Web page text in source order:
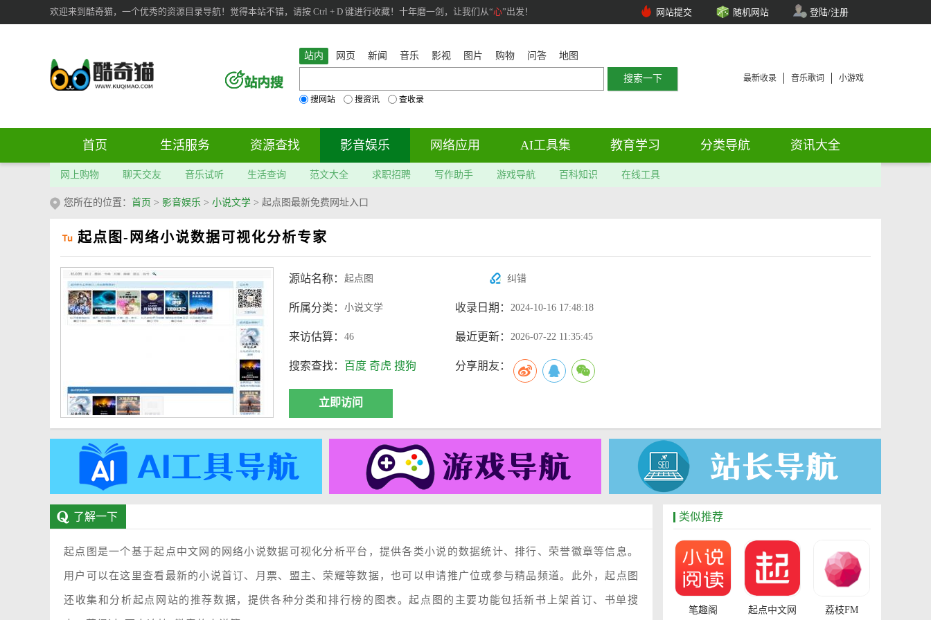
欢迎来到酷奇猫，一个优秀的资源目录导航！觉得本站不错，请按 Ctrl + D 键进行收藏！十年磨一剑，让我们从“心”出发！ 网站提交 随机网站 登陆/注册
站内 网页 新闻 音乐 影视 图片 购物 问答 地图
搜网站 搜资讯 查收录
最新收录 音乐歌词 小游戏
首页 生活服务 资源查找 影音娱乐 网络应用 AI工具集 教育学习 分类导航 资讯大全
网上购物 聊天交友 音乐试听 生活查询 范文大全 求职招聘 写作助手 游戏导航 百科知识 在线工具
您所在的位置： 首页 > 影音娱乐 > 小说文学 > 起点图最新免费网址入口
起点图-网络小说数据可视化分析专家
源站名称： 起点图 纠错
所属分类： 小说文学 收录日期： 2024-10-16 17:48:18
来访估算： 46 最近更新： 2026-07-22 11:35:45
搜索查找： 百度 奇虎 搜狗 分享朋友：
立即访问
了解一下
起点图是一个基于起点中文网的网络小说数据可视化分析平台，提供各类小说的数据统计、排行、荣誉徽章等信息。
用户可以在这里查看最新的小说首订、月票、盟主、荣耀等数据，也可以申请推广位或参与精品频道。此外，起点图
还收集和分析起点网站的推荐数据，提供各种分类和排行榜的图表。起点图的主要功能包括新书上架首订、书单搜
类似推荐
笔趣阁 起点中文网 荔枝FM